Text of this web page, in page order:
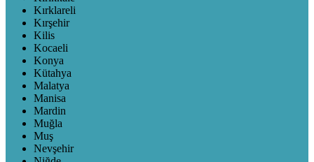
Kırklareli
Kırşehir
Kilis
Kocaeli
Konya
Kütahya
Malatya
Manisa
Mardin
Muğla
Muş
Nevşehir